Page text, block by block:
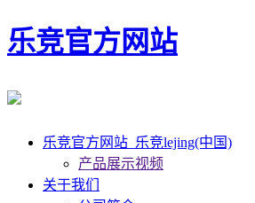
乐竞官方网站
乐竞官方网站_乐竞lejing(中国)
产品展示视频
关于我们